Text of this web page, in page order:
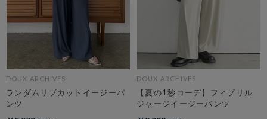
DOUX ARCHIVES
ランダムリブカットイージーパ
ンツ
DOUX ARCHIVES
【夏の1秒コーデ】フィブリル
ジャージイージーパンツ